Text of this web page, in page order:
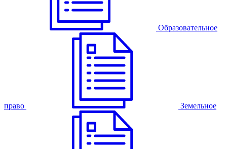
Образовательное
право Земельное